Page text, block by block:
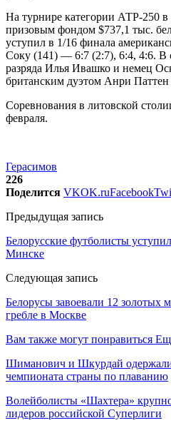
На турнире категории АТР-250 в
призовым фондом $737,1 тыс.
уступил в 1/16 финала
Соку (141) — 6:7 (2:7), 6:4, 4:6. В
разряда Илья Ивашко и немец
британским дуэтом Анри
Соревнования в литовской
февраля.
Герасимов
226
Поделится VKOK.ruFacebook
Предыдущая запись
Белорусские футболисты
Минске
Следующая запись
Белорусы завоевали 12 золотых
гребле в Москве
Вам также могут понравиться
Шиманович и Шкурдай
чемпионата страны по плаванию
Волейболисты «Шахтера»
лидеров российской Суперлиги